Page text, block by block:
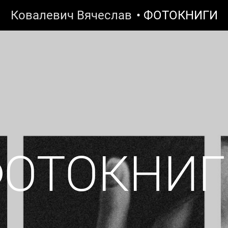
Ковалевич Вячеслав • ФОТОКНИГИ